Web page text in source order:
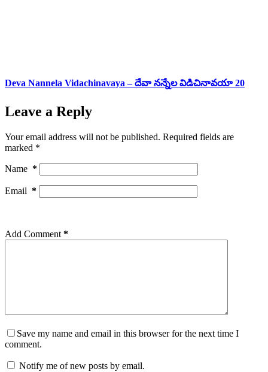
Deva Nannela Vidachinavaya – దేవా నన్నేల విడిచినావయా 20
Leave a Reply
Your email address will not be published. Required fields are
marked *
Name *
Email *
Add Comment *
Save my name and email in this browser for the next time I
comment.
Notify me of new posts by email.